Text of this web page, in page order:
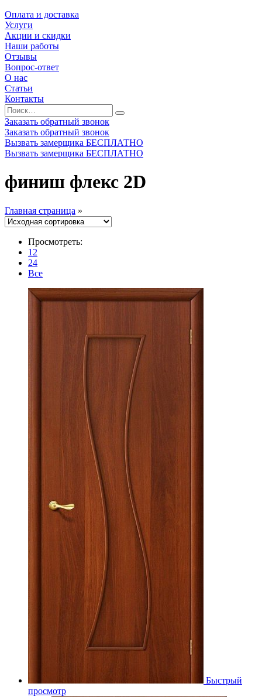
Оплата и доставка
Услуги
Акции и скидки
Наши работы
Отзывы
Вопрос-ответ
О нас
Статьи
Контакты
Заказать обратный звонок
Заказать обратный звонок
Вызвать замерщика БЕСПЛАТНО
Вызвать замерщика БЕСПЛАТНО
финиш флекс 2D
Главная страница »
Просмотреть:
12
24
Все
Быстрый
просмотр